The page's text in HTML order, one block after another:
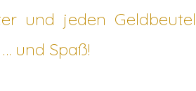
und jeden Geldbeutel
und Spaß!